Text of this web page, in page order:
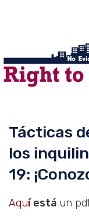
Tácticas
los
19:
Aquíestá un